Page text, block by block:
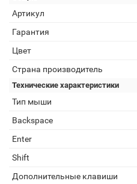
Артикул
Гарантия
Цвет
Страна производитель
Технические характеристики
Тип мыши
Backspace
Enter
Shift
Дополнительные клавиши